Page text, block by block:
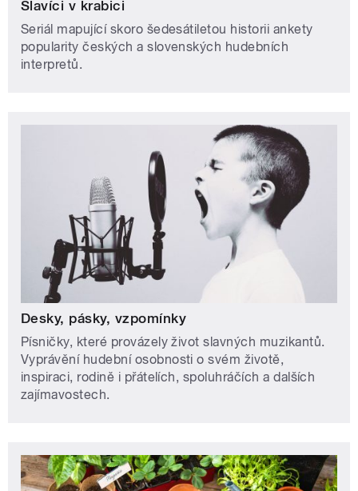
Slavíci v krabici
Seriál mapující skoro šedesátiletou historii ankety
popularity českých a slovenských hudebních
interpretů.
Desky, pásky, vzpomínky
Písničky, které provázely život slavných muzikantů.
Vyprávění hudební osobnosti o svém životě,
inspiraci, rodině i přátelích, spoluhráčích a dalších
zajímavostech.